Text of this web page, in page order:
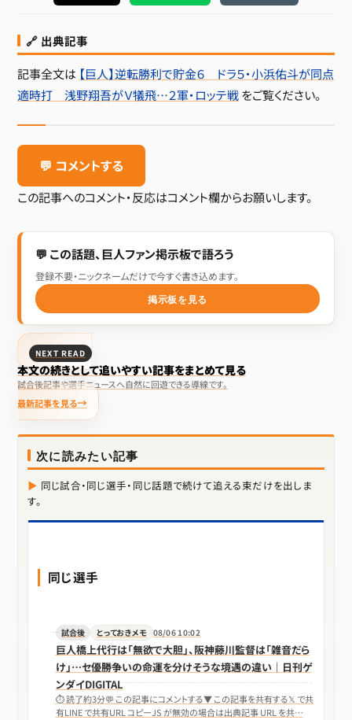
🔗 出典記事
記事全文は 【巨人】逆転勝利で貯金６ ドラ５・小浜佑斗が同点
適時打 浅野翔吾がＶ犠飛…２軍・ロッテ戦をご覧ください。
💬 コメントする
この記事へのコメント・反応はコメント欄からお願いします。
💬 この話題、巨人ファン掲示板で語ろう
登録不要・ニックネームだけで今すぐ書き込めます。
掲示板を見る
NEXT READ
本文の続きとして追いやすい記事をまとめて見る
試合後記事や選手ニュースへ自然に回遊できる導線です。
最新記事を見る
次に読みたい記事
同じ試合・同じ選手・同じ話題で続けて追える束だけを出しま
す。
同じ選手
試合後 とっておきメモ 08/06 10:02
巨人橋上代行は「無欲で大胆」、阪神藤川監督は「雑音だら
け」…セ優勝争いの命運を分けそうな境遇の違い｜日刊ゲ
ンダイDIGITAL
⏱ 読了約3分💬 この記事にコメントする▼ この記事を共有する𝕏 で共
有LINE で共有URL コピーJS が無効の場合は出典記事 URL を共…